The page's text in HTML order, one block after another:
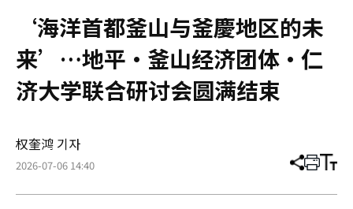
‘海洋首都釜山与釜慶地区的未
来’…地平·釜山经济团体·仁
济大学联合研讨会圆满结束
权奎鸿 기자
2026-07-06 14:40 分
章
打 调
小